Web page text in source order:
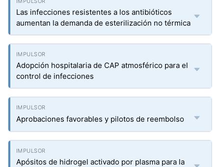
Las infecciones resistentes a los antibióticos
aumentan la demanda de esterilización no térmica
Adopción hospitalaria de CAP atmosférico para el
control de infecciones
Aprobaciones favorables y pilotos de reembolso
Apósitos de hidrogel activado por plasma para la